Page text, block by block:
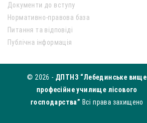
Документи до вступу
Нормативно-правова база
Питання та відповіді
Публічна інформація
© 2026 - ДПТНЗ “Лебединське вище
професійне училище лісового
господарства” Всі права захищено